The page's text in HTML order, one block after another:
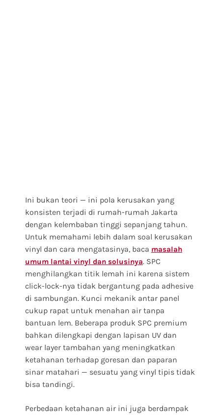
Ini bukan teori — ini pola kerusakan yang
konsisten terjadi di rumah-rumah Jakarta
dengan kelembaban tinggi sepanjang tahun.
Untuk memahami lebih dalam soal kerusakan
vinyl dan cara mengatasinya, baca masalah
umum lantai vinyl dan solusinya. SPC
menghilangkan titik lemah ini karena sistem
click-lock-nya tidak bergantung pada adhesive
di sambungan. Kunci mekanik antar panel
cukup rapat untuk menahan air tanpa
bantuan lem. Beberapa produk SPC premium
bahkan dilengkapi dengan lapisan UV dan
wear layer tambahan yang meningkatkan
ketahanan terhadap goresan dan paparan
sinar matahari — sesuatu yang vinyl tipis tidak
bisa tandingi.
Perbedaan ketahanan air ini juga berdampak